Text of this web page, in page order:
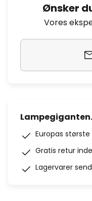
Ønsker
Vores
Europas
Gratis retur
Lagervarer